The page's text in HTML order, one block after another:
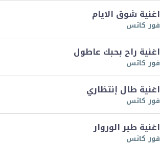
اغنية شوق الايام
فور كاتس
اغنية راح بحبك عاطول
فور كاتس
اغنية طال إنتظاري
فور كاتس
اغنية طير الوروار
فور كاتس